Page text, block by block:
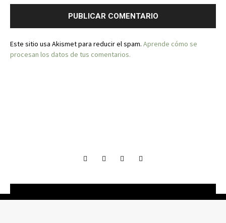
Este sitio usa Akismet para reducir el spam. Aprende cómo se
procesan los datos de tus comentarios.